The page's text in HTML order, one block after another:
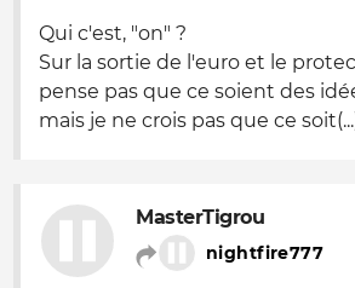
Qui c'est, "on" ?
Sur la sortie de l'euro et le
pense pas que ce soient des
mais je ne crois pas que ce
MasterTigrou
nightfire777